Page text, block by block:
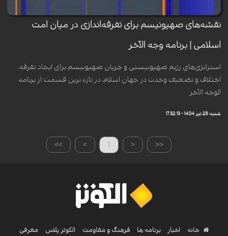
نقشه‌های صهیونیسم برای تفرقه‌اندازی در میان امت
اسلامی | برنامه وجه الآخر
استراتژی‌های رژیم صهیونیستی و جریان صهیونیسم برای ایجاد تفرقه،
اختلاف و تضعیف وحدت در جهان اسلام، در تازه ترین قسمت از برنامه
الوجه الآخر
شنبه 28 تیر 1404 - 17:32:13
>> > 1 < <<
خانه اخبار برنامه ها فرهنگ و مقاومت الکوثر پلاس معرفی